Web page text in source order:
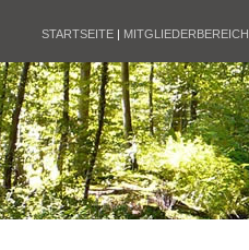
STARTSEITE | MITGLIEDERBEREICH